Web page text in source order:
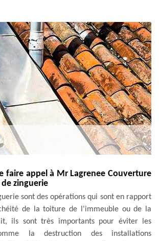
faire appel à Mr Lagrenee Couverture
zinguerie
sont des opérations qui sont en rapport
de la toiture de l'immeuble ou de la
ils sont très importants pour éviter les
la destruction des installations